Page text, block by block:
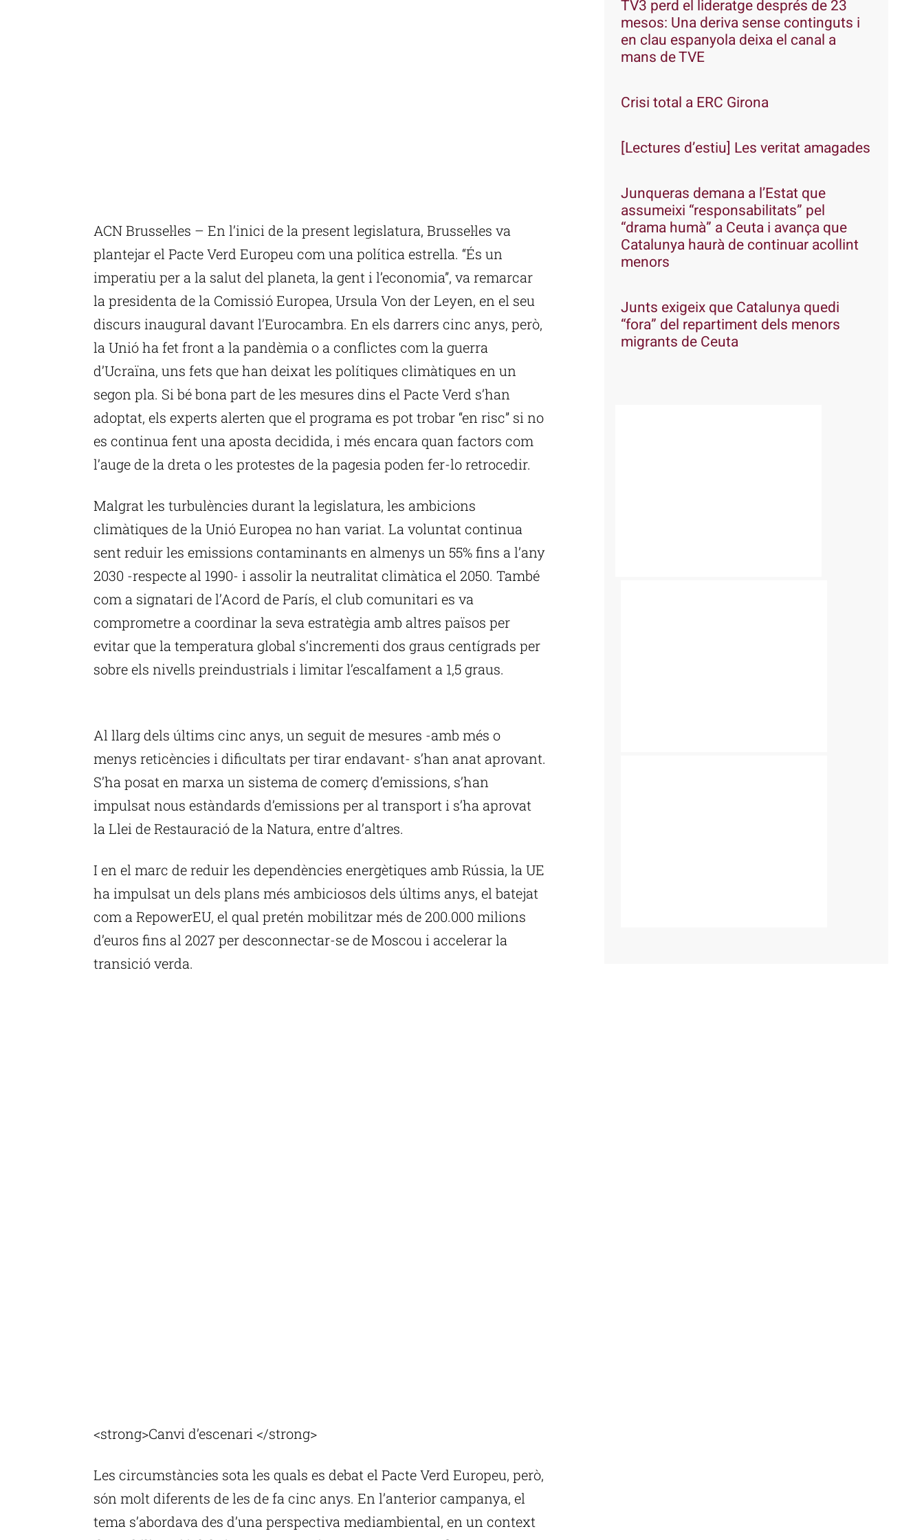
ACN Brussel·les – En l’inici de la present legislatura, Brussel·les va
plantejar el Pacte Verd Europeu com una política estrella. “És un
imperatiu per a la salut del planeta, la gent i l’economia”, va remarcar
la presidenta de la Comissió Europea, Ursula Von der Leyen, en el seu
discurs inaugural davant l’Eurocambra. En els darrers cinc anys, però,
la Unió ha fet front a la pandèmia o a conflictes com la guerra
d’Ucraïna, uns fets que han deixat les polítiques climàtiques en un
segon pla. Si bé bona part de les mesures dins el Pacte Verd s’han
adoptat, els experts alerten que el programa es pot trobar “en risc” si no
es continua fent una aposta decidida, i més encara quan factors com
l’auge de la dreta o les protestes de la pagesia poden fer-lo retrocedir.
Malgrat les turbulències durant la legislatura, les ambicions
climàtiques de la Unió Europea no han variat. La voluntat continua
sent reduir les emissions contaminants en almenys un 55% fins a l’any
2030 -respecte al 1990- i assolir la neutralitat climàtica el 2050. També
com a signatari de l’Acord de París, el club comunitari es va
comprometre a coordinar la seva estratègia amb altres països per
evitar que la temperatura global s’incrementi dos graus centígrads per
sobre els nivells preindustrials i limitar l’escalfament a 1,5 graus.
Al llarg dels últims cinc anys, un seguit de mesures -amb més o
menys reticències i dificultats per tirar endavant- s’han anat aprovant.
S’ha posat en marxa un sistema de comerç d’emissions, s’han
impulsat nous estàndards d’emissions per al transport i s’ha aprovat
la Llei de Restauració de la Natura, entre d’altres.
I en el marc de reduir les dependències energètiques amb Rússia, la UE
ha impulsat un dels plans més ambiciosos dels últims anys, el batejat
com a RepowerEU, el qual pretén mobilitzar més de 200.000 milions
d’euros fins al 2027 per desconnectar-se de Moscou i accelerar la
transició verda.
<strong>Canvi d’escenari </strong>
Les circumstàncies sota les quals es debat el Pacte Verd Europeu, però,
són molt diferents de les de fa cinc anys. En l’anterior campanya, el
tema s’abordava des d’una perspectiva mediambiental, en un context
TV3 perd el lideratge després de 23
mesos: Una deriva sense continguts i
en clau espanyola deixa el canal a
mans de TVE
Crisi total a ERC Girona
[Lectures d’estiu] Les veritat amagades
Junqueras demana a l’Estat que
assumeixi “responsabilitats” pel
“drama humà” a Ceuta i avança que
Catalunya haurà de continuar acollint
menors
Junts exigeix que Catalunya quedi
“fora” del repartiment dels menors
migrants de Ceuta